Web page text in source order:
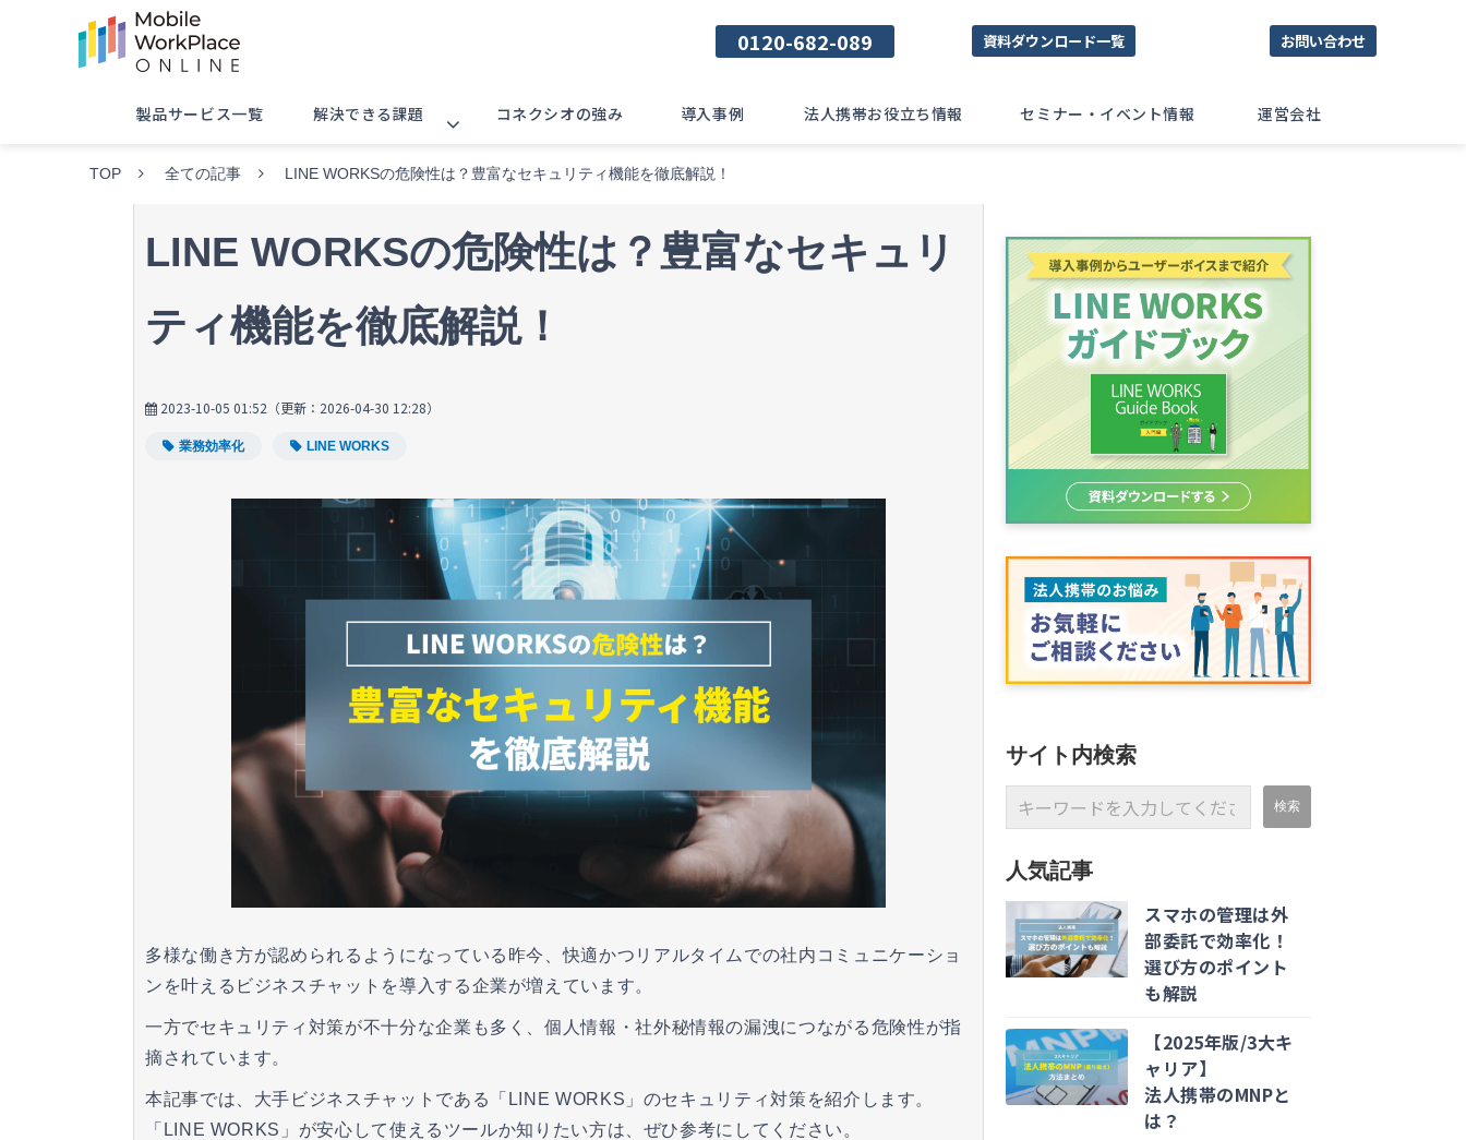
0120-682-089 資料ダウンロード一覧 お問い合わせ
製品サービス一覧 解決できる課題 コネクシオの強み 導入事例 法人携帯お役立ち情報 セミナー・イベント情報 運営会社
TOP 全ての記事 LINE WORKSの危険性は？豊富なセキュリティ機能を徹底解説！
LINE WORKSの危険性は？豊富なセキュリ
ティ機能を徹底解説！
2023-10-05 01:52 （更新： 2026-04-30 12:28）
業務効率化 LINE WORKS
多様な働き方が認められるようになっている昨今、快適かつリアルタイムでの社内コミュニケーショ
ンを叶えるビジネスチャットを導入する企業が増えています。
一方でセキュリティ対策が不十分な企業も多く、個人情報・社外秘情報の漏洩につながる危険性が指
摘されています。
本記事では、大手ビジネスチャットである「LINE WORKS」のセキュリティ対策を紹介します。
「LINE WORKS」が安心して使えるツールか知りたい方は、ぜひ参考にしてください。
サイト内検索
人気記事
スマホの管理は外
部委託で効率化！
選び方のポイント
も解説
【2025年版/3大キ
ャリア】
法人携帯のMNPと
は？